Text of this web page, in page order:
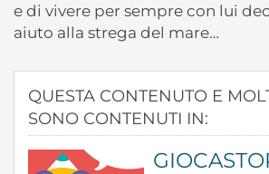
e di vivere per sempre con lui
aiuto alla strega del mare…
QUESTA CONTENUTO E
SONO CONTENUTI IN: